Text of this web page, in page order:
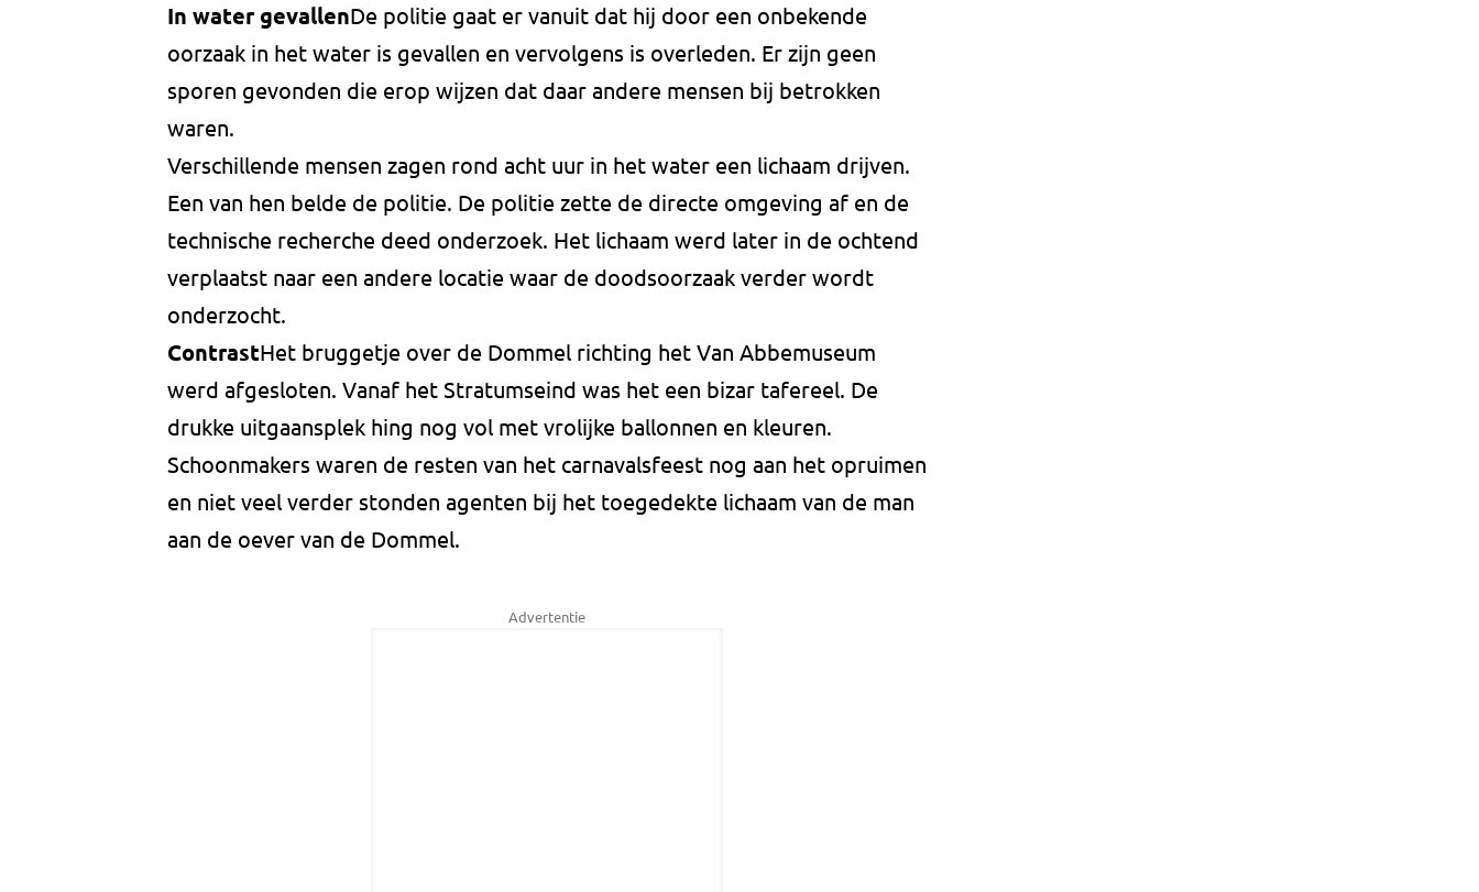
In water gevallenDe politie gaat er vanuit dat hij door een onbekende
oorzaak in het water is gevallen en vervolgens is overleden. Er zijn geen
sporen gevonden die erop wijzen dat daar andere mensen bij betrokken
waren.
Verschillende mensen zagen rond acht uur in het water een lichaam drijven.
Een van hen belde de politie. De politie zette de directe omgeving af en de
technische recherche deed onderzoek. Het lichaam werd later in de ochtend
verplaatst naar een andere locatie waar de doodsoorzaak verder wordt
onderzocht.
ContrastHet bruggetje over de Dommel richting het Van Abbemuseum
werd afgesloten. Vanaf het Stratumseind was het een bizar tafereel. De
drukke uitgaansplek hing nog vol met vrolijke ballonnen en kleuren.
Schoonmakers waren de resten van het carnavalsfeest nog aan het opruimen
en niet veel verder stonden agenten bij het toegedekte lichaam van de man
aan de oever van de Dommel.
Advertentie